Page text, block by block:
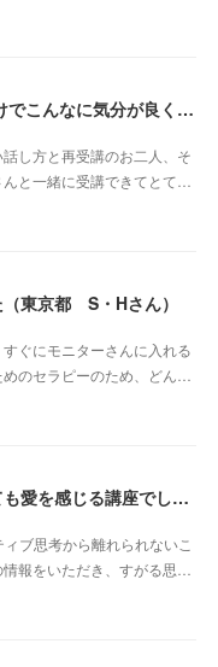
腸に委ねる、信頼する。 たったこれだけでこんなに気分が良くなれるなんて本当にスゴイ‼︎（東京都 會澤亜紀さん）
し方と再受講のお二人、そ
と一緒に受講できてとて…
東京都 S・Hさん）
ぐにモニターさんに入れる
のセラピーのため、どん…
受講後もサポートして頂けるなんてとても愛を感じる講座でした（北海道 原田いずみさん）
ブ思考から離れられないこ
報をいただき、すがる思…